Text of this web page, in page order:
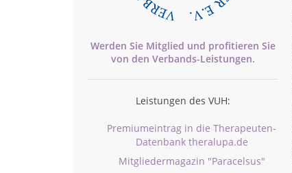
Werden Sie Mitglied und profitieren Sie
von den Verbands-Leistungen.
Leistungen des VUH:
Premiumeintrag in die Therapeuten-
Datenbank theralupa.de
Mitgliedermagazin "Paracelsus"